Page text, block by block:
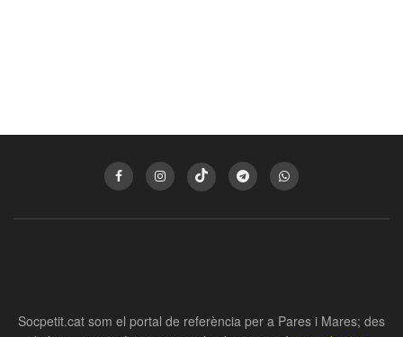
Socpetit.cat som el portal de referència per a Pares i Mares; des